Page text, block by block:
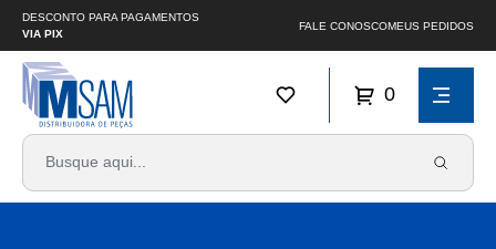
DESCONTO PARA PAGAMENTOS
VIA PIX
FALE CONOSCOMEUS PEDIDOS
0